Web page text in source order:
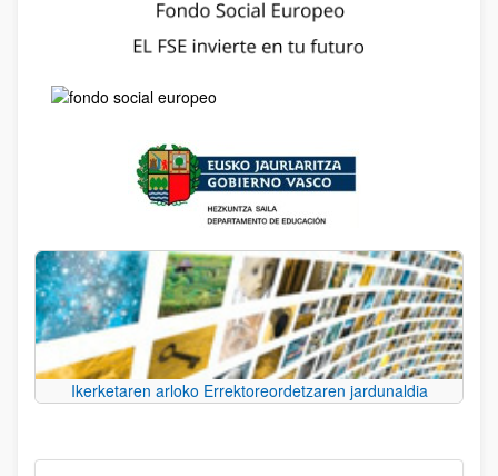
Ikerketaren arloko Errektoreordetzaren jardunaldia